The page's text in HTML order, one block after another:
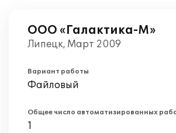
ООО «Галактика-М»
Липецк, Март 2009
Вариант работы
Файловый
Общее число автоматизированных
1